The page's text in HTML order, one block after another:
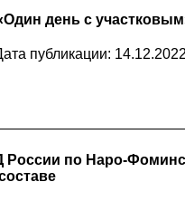
день с
публикации: 14.12.2022
по Наро-